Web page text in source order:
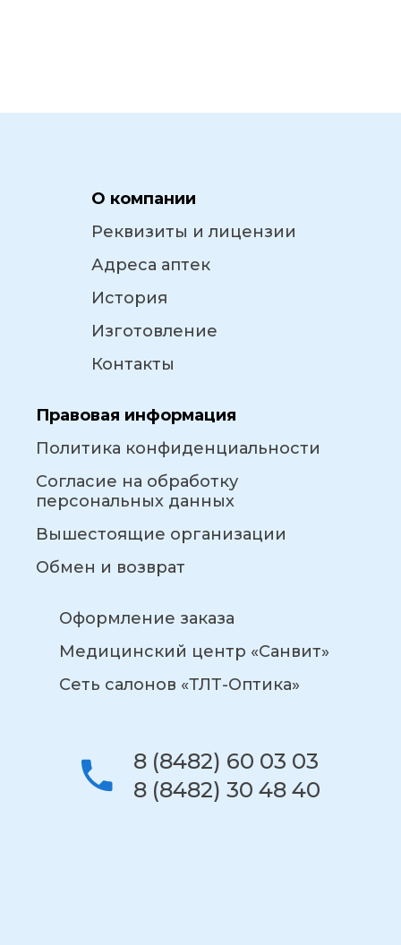
О компании
Реквизиты и лицензии
Адреса аптек
История
Изготовление
Контакты
Правовая информация
Политика конфиденциальности
Согласие на обработку
персональных данных
Вышестоящие организации
Обмен и возврат
Оформление заказа
Медицинский центр «Санвит»
Сеть салонов «ТЛТ-Оптика»
8 (8482) 60 03 03
8 (8482) 30 48 40